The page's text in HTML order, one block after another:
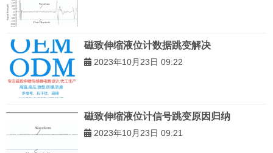
磁致伸缩液位计数据跳变解决
2023年10月23日 09:22
磁致伸缩液位计信号跳变原因归纳
2023年10月23日 09:21